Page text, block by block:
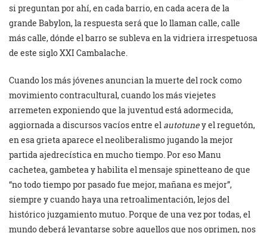
si preguntan por ahí, en cada barrio, en cada acera de la
grande Babylon, la respuesta será que lo llaman calle, calle
más calle, dónde el barro se subleva en la vidriera irrespetuosa
de este siglo XXI Cambalache.
Cuando los más jóvenes anuncian la muerte del rock como
movimiento contracultural, cuando los más viejetes
arremeten exponiendo que la juventud está adormecida,
aggiornada a discursos vacíos entre el autotuney el reguetón,
en esa grieta aparece el neoliberalismo jugando la mejor
partida ajedrecística en mucho tiempo. Por eso Manu
cachetea, gambetea y habilita el mensaje spinetteano de que
“no todo tiempo por pasado fue mejor, mañana es mejor”,
siempre y cuando haya una retroalimentación, lejos del
histórico juzgamiento mutuo. Porque de una vez por todas, el
mundo deberá levantarse sobre aquellos que nos oprimen, nos